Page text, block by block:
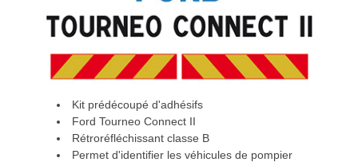
Kit prédécoupé d'adhésifs
Ford Tourneo Connect II
Rétroréfléchissant classe B
Permet d'identifier les véhicules de pompier